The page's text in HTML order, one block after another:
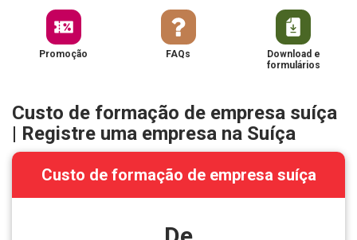
Promoção FAQs
Download e
formulários
Custo de formação de empresa suíça
| Registre uma empresa na Suíça
Custo de formação de empresa suíça